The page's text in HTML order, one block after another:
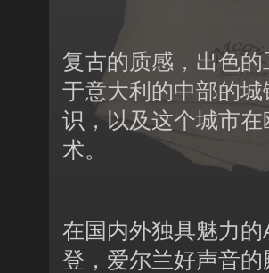
复古的质感，出色
于意大利的中部的
识，以及这个城市
术。
在国内外独具魅力
登，爱尔兰好声音的